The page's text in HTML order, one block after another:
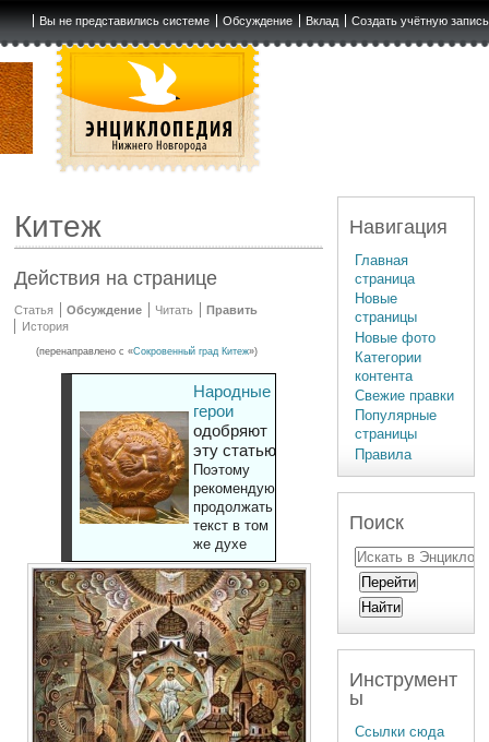
Вы не представились системе Обсуждение Вклад Создать учётную запись
Китеж
Действия на странице
Статья Обсуждение Читать
Править
История
(перенаправлено с «Сокровенный град Китеж»)
Народные
герои
одобряют
эту статью
Поэтому
рекомендуют
продолжать
текст в том
же духе
Навигация
Главная
страница
Новые
страницы
Новые фото
Категории
контента
Свежие правки
Популярные
страницы
Правила
Поиск
Инструмент
ы
Ссылки сюда